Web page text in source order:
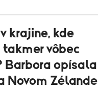
krajine, kde
takmer vôbec
Barbora opísala
Novom Zélande